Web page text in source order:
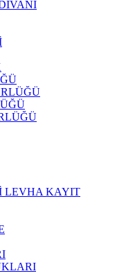
LEVHA KAYIT